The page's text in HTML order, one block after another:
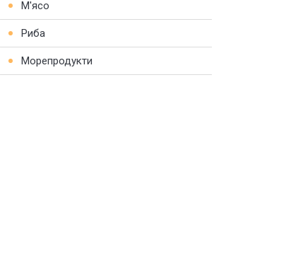
М'ясо
Риба
Морепродукти